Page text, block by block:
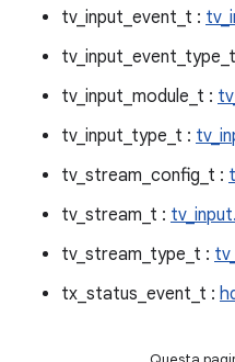
tv_input_event_t :
tv_input_module_t :
tv_input_type_t :
tv_stream_config_t :
tv_stream_t :
tv_stream_type_t :
tx_status_event_t :